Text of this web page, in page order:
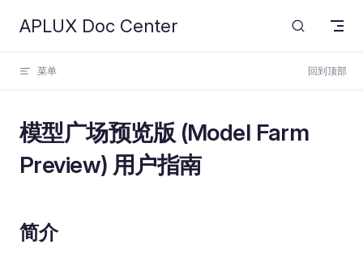
Skip to content
APLUX Doc Center
菜单 回到顶部
模型广场预览版 (Model Farm
Preview) 用户指南
简介